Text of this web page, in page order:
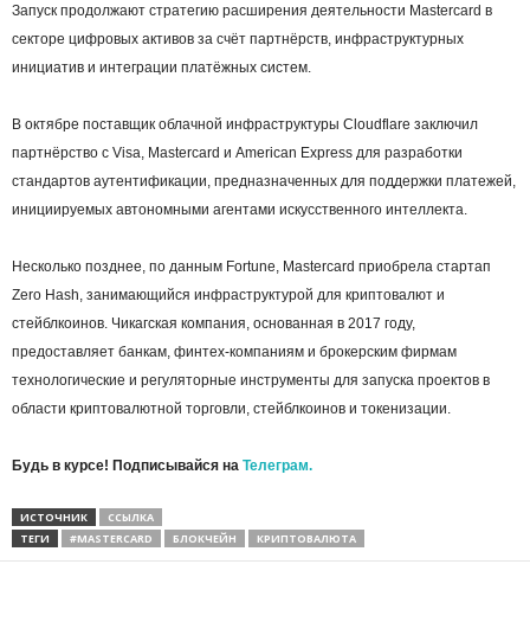
Запуск продолжают стратегию расширения деятельности Mastercard в
секторе цифровых активов за счёт партнёрств, инфраструктурных
инициатив и интеграции платёжных систем.
В октябре поставщик облачной инфраструктуры Cloudflare заключил
партнёрство с Visa, Mastercard и American Express для разработки
стандартов аутентификации, предназначенных для поддержки платежей,
инициируемых автономными агентами искусственного интеллекта.
Несколько позднее, по данным Fortune, Mastercard приобрела стартап
Zero Hash, занимающийся инфраструктурой для криптовалют и
стейблкоинов. Чикагская компания, основанная в 2017 году,
предоставляет банкам, финтех-компаниям и брокерским фирмам
технологические и регуляторные инструменты для запуска проектов в
области криптовалютной торговли, стейблкоинов и токенизации.
Будь в курсе! Подписывайся на Телеграм.
ИСТОЧНИК
ССЫЛКА
ТЕГИ
#MASTERCARD БЛОКЧЕЙН КРИПТОВАЛЮТА